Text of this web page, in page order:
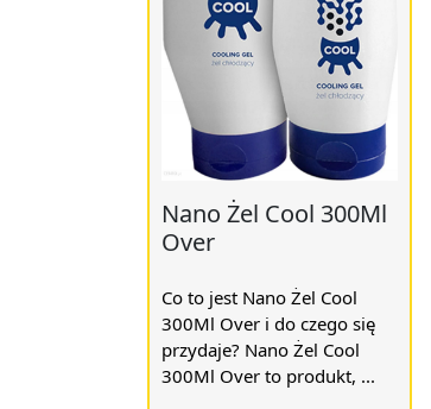
Nano Żel Cool 300Ml
Over
Co to jest Nano Żel Cool
300Ml Over i do czego się
przydaje? Nano Żel Cool
300Ml Over to produkt, ...